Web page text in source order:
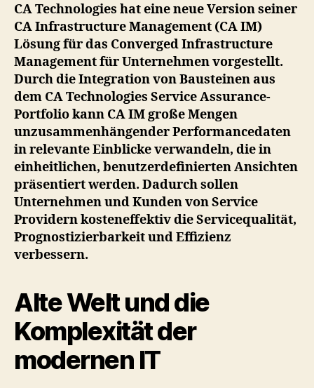
Management-
Lösungen
CA Technologies hat eine neue Version seiner
CA Infrastructure Management (CA IM)
Lösung für das Converged Infrastructure
Management für Unternehmen vorgestellt.
Durch die Integration von Bausteinen aus
dem CA Technologies Service Assurance-
Portfolio kann CA IM große Mengen
unzusammenhängender Performancedaten
in relevante Einblicke verwandeln, die in
einheitlichen, benutzerdefinierten Ansichten
präsentiert werden. Dadurch sollen
Unternehmen und Kunden von Service
Providern kosteneffektiv die Servicequalität,
Prognostizierbarkeit und Effizienz
verbessern.
Alte Welt und die
Komplexität der
modernen IT